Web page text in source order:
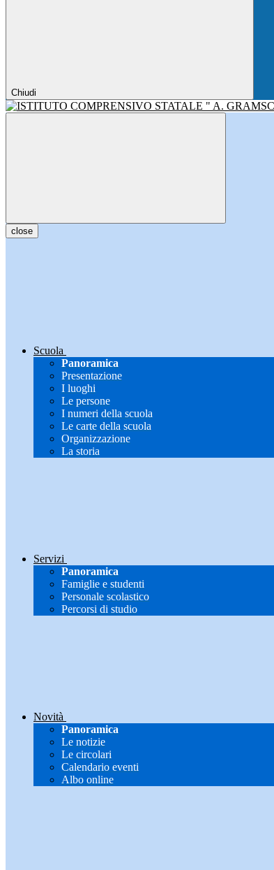
Chiudi
close
Scuola
Panoramica
Presentazione
I luoghi
Le persone
I numeri della scuola
Le carte della scuola
Organizzazione
La storia
Servizi
Panoramica
Famiglie e studenti
Personale scolastico
Percorsi di studio
Novità
Panoramica
Le notizie
Le circolari
Calendario eventi
Albo online